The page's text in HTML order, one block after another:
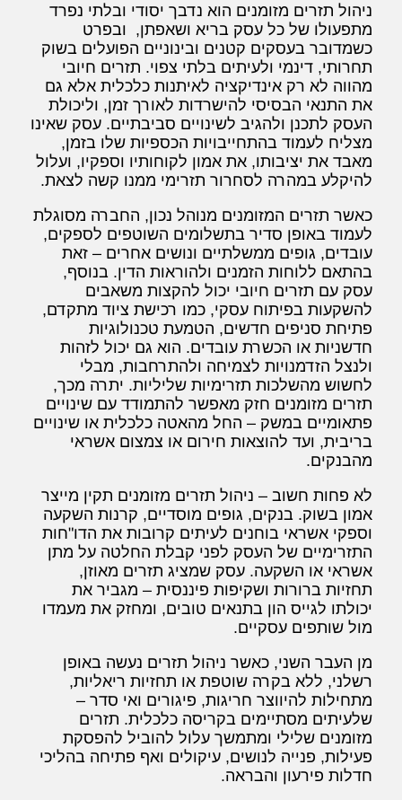
ניהול תזרים מזומנים הוא נדבך יסודי ובלתי נפרד
מתפעולו של כל עסק בריא ושאפתן, ובפרט
כשמדובר בעסקים קטנים ובינוניים הפועלים בשוק
תחרותי, דינמי ולעיתים בלתי צפוי. תזרים חיובי
מהווה לא רק אינדיקציה לאיתנות כלכלית אלא גם
את התנאי הבסיסי להישרדות לאורך זמן, וליכולת
העסק לתכנן ולהגיב לשינויים סביבתיים. עסק שאינו
מצליח לעמוד בהתחייבויות הכספיות שלו בזמן,
מאבד את יציבותו, את אמון לקוחותיו וספקיו, ועלול
להיקלע במהרה לסחרור תזרימי ממנו קשה לצאת.
כאשר תזרים המזומנים מנוהל נכון, החברה מסוגלת
לעמוד באופן סדיר בתשלומים השוטפים לספקים,
עובדים, גופים ממשלתיים ונושים אחרים – זאת
בהתאם ללוחות הזמנים ולהוראות הדין. בנוסף,
עסק עם תזרים חיובי יכול להקצות משאבים
להשקעות בפיתוח עסקי, כמו רכישת ציוד מתקדם,
פתיחת סניפים חדשים, הטמעת טכנולוגיות
חדשניות או הכשרת עובדים. הוא גם יכול לזהות
ולנצל הזדמנויות לצמיחה ולהתרחבות, מבלי
לחשוש מהשלכות תזרימיות שליליות. יתרה מכך,
תזרים מזומנים חזק מאפשר להתמודד עם שינויים
פתאומיים במשק – החל מהאטה כלכלית או שינויים
בריבית, ועד להוצאות חירום או צמצום אשראי
מהבנקים.
לא פחות חשוב – ניהול תזרים מזומנים תקין מייצר
אמון בשוק. בנקים, גופים מוסדיים, קרנות השקעה
וספקי אשראי בוחנים לעיתים קרובות את הדו"חות
התזרימיים של העסק לפני קבלת החלטה על מתן
אשראי או השקעה. עסק שמציג תזרים מאוזן,
תחזיות ברורות ושקיפות פיננסית – מגביר את
יכולתו לגייס הון בתנאים טובים, ומחזק את מעמדו
מול שותפים עסקיים.
מן העבר השני, כאשר ניהול תזרים נעשה באופן
רשלני, ללא בקרה שוטפת או תחזיות ריאליות,
מתחילות להיווצר חריגות, פיגורים ואי סדר –
שלעיתים מסתיימים בקריסה כלכלית. תזרים
מזומנים שלילי ומתמשך עלול להוביל להפסקת
פעילות, פנייה לנושים, עיקולים ואף פתיחה בהליכי
חדלות פירעון והבראה.